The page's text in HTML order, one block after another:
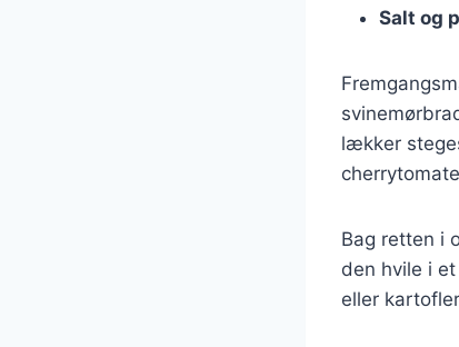
Salt og
lækker
Bag retten i
den hvile i
eller